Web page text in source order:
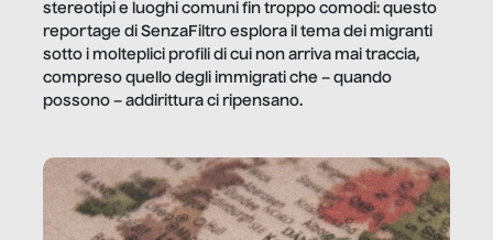
stereotipi e luoghi comuni fin troppo comodi: questo
reportage di SenzaFiltro esplora il tema dei migranti
sotto i molteplici profili di cui non arriva mai traccia,
compreso quello degli immigrati che – quando
possono – addirittura ci ripensano.